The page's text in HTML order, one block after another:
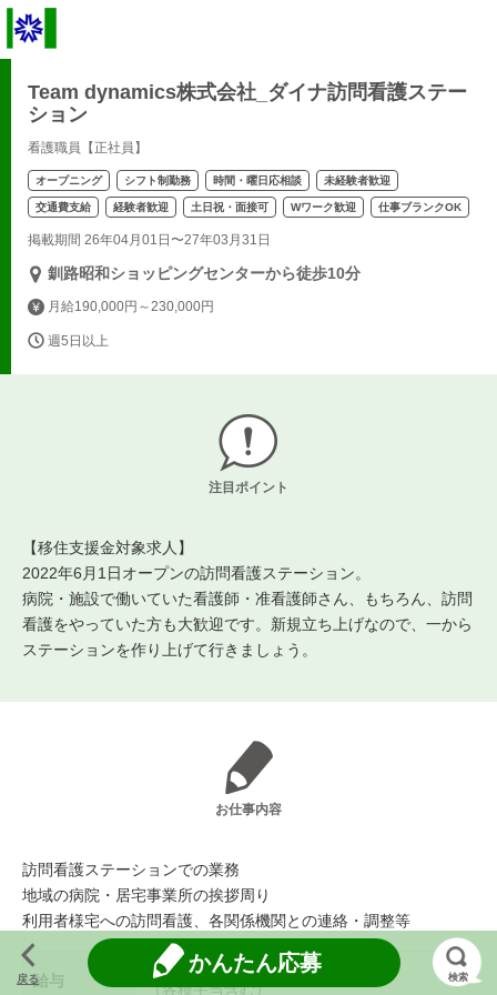
Team dynamics株式会社_ダイナ訪問看護ステー
ション
看護職員【正社員】
オープニング シフト制勤務 時間・曜日応相談 未経験者歓迎
交通費支給 経験者歓迎 土日祝・面接可 Wワーク歓迎 仕事ブランクOK
掲載期間 26年04月01日〜27年03月31日
釧路昭和ショッピングセンターから徒歩10分
月給190,000円～230,000円
週5日以上
注目ポイント
【移住支援金対象求人】
2022年6月1日オープンの訪問看護ステーション。
病院・施設で働いていた看護師・准看護師さん、もちろん、訪問
看護をやっていた方も大歓迎です。新規立ち上げなので、一から
ステーションを作り上げて行きましょう。
お仕事内容
訪問看護ステーションでの業務
地域の病院・居宅事業所の挨拶周り
利用者様宅への訪問看護、各関係機関との連絡・調整等
給与
基本給190,000円～230,000円
（各種手当含む）
戻る
かんたん応募
検索